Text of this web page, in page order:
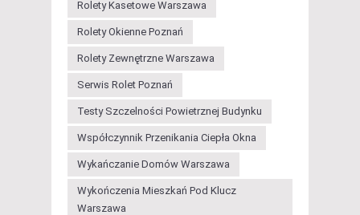
Rolety Kasetowe Warszawa
Rolety Okienne Poznań
Rolety Zewnętrzne Warszawa
Serwis Rolet Poznań
Testy Szczelności Powietrznej Budynku
Współczynnik Przenikania Ciepła Okna
Wykańczanie Domów Warszawa
Wykończenia Mieszkań Pod Klucz
Warszawa